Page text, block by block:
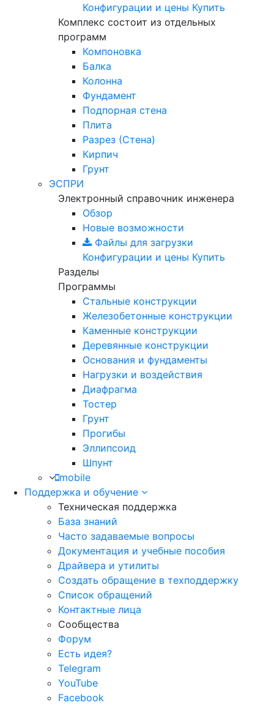
Конфигурации и цены Купить
Комплекс состоит из отдельных
программ
Компоновка
Балка
Колонна
Фундамент
Подпорная стена
Плита
Разрез (Стена)
Кирпич
Грунт
ЭСПРИ
Электронный справочник инженера
Обзор
Новые возможности
Файлы для загрузки
Конфигурации и цены Купить
Разделы
Программы
Стальные конструкции
Железобетонные конструкции
Каменные конструкции
Деревянные конструкции
Основания и фундаменты
Нагрузки и воздействия
Диафрагма
Тостер
Грунт
Прогибы
Эллипсоид
Шпунт
mobile
Поддержка и обучение
Техническая поддержка
База знаний
Часто задаваемые вопросы
Документация и учебные пособия
Драйвера и утилиты
Создать обращение в техподдержку
Список обращений
Контактные лица
Сообщества
Форум
Есть идея?
Telegram
YouTube
Facebook